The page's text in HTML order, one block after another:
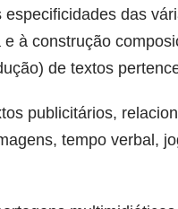
das
à construção
de textos
publicitários,
tempo verbal,